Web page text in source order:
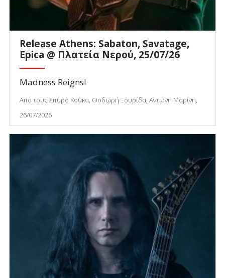
Release Athens: Sabaton, Savatage,
Epica @ Πλατεία Νερού, 25/07/26
Madness Reigns!
Από τους Σπύρο Κούκα, Θοδωρή Ξουρίδα, Αντώνη Μαρίνη,
26/07/2026